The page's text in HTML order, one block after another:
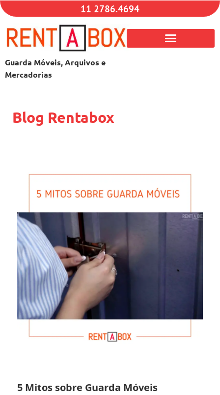
11 2786.4694
Guarda Móveis, Arquivos e
Mercadorias
Blog Rentabox
5 Mitos sobre Guarda Móveis